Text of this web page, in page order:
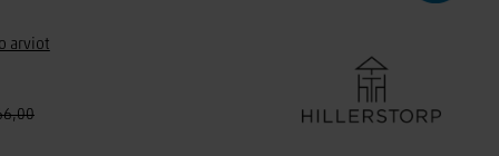
arviot